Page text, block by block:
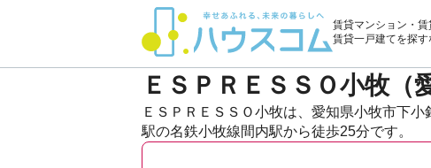
賃貸マンション・賃
賃貸一戸建てを探す
ＥＳＰＲＥＳＳＯ小牧（
ＥＳＰＲＥＳＳＯ小牧は、愛知県小牧市下
駅の名鉄小牧線間内駅から徒歩25分です。